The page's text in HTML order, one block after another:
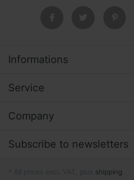
Informations
Service
Company
Subscribe to newsletters
shipping